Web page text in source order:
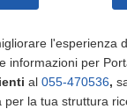
l'esperienza
informazioni per
al 055-470536,
la tua struttura